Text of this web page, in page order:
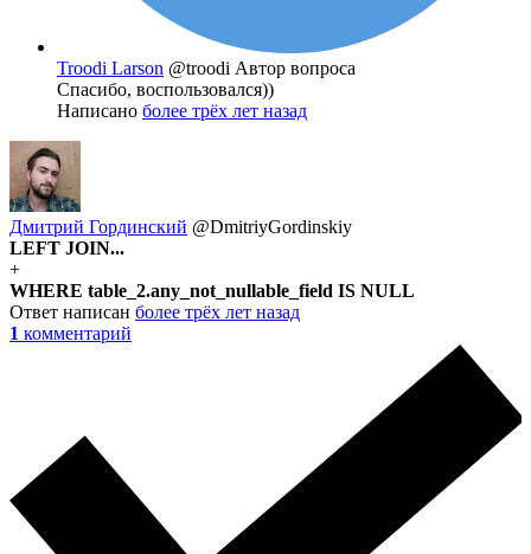
Troodi Larson @troodi Автор вопроса
Спасибо, воспользовался))
Написано более трёх лет назад
Дмитрий Гординский @DmitriyGordinskiy
LEFT JOIN...
+
WHERE table_2.any_not_nullable_field IS NULL
Ответ написан более трёх лет назад
1 комментарий